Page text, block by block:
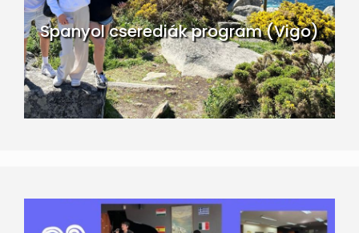
Spanyol cserediák program (Vigo)